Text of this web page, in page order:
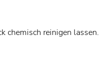
chemisch reinigen lassen.